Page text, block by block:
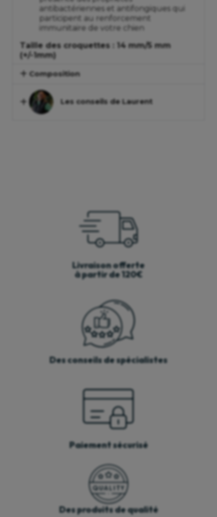
antibactériennes et antifongiques qui
participent au renforcement
immunitaire de votre chien
Taille des croquettes : 14 mm/5 mm
(+/-1mm)
Composition
Les conseils de Laurent
Livraison offerte
à partir de 120€
Des conseils de spécialistes
Paiement sécurisé
Des produits de qualité